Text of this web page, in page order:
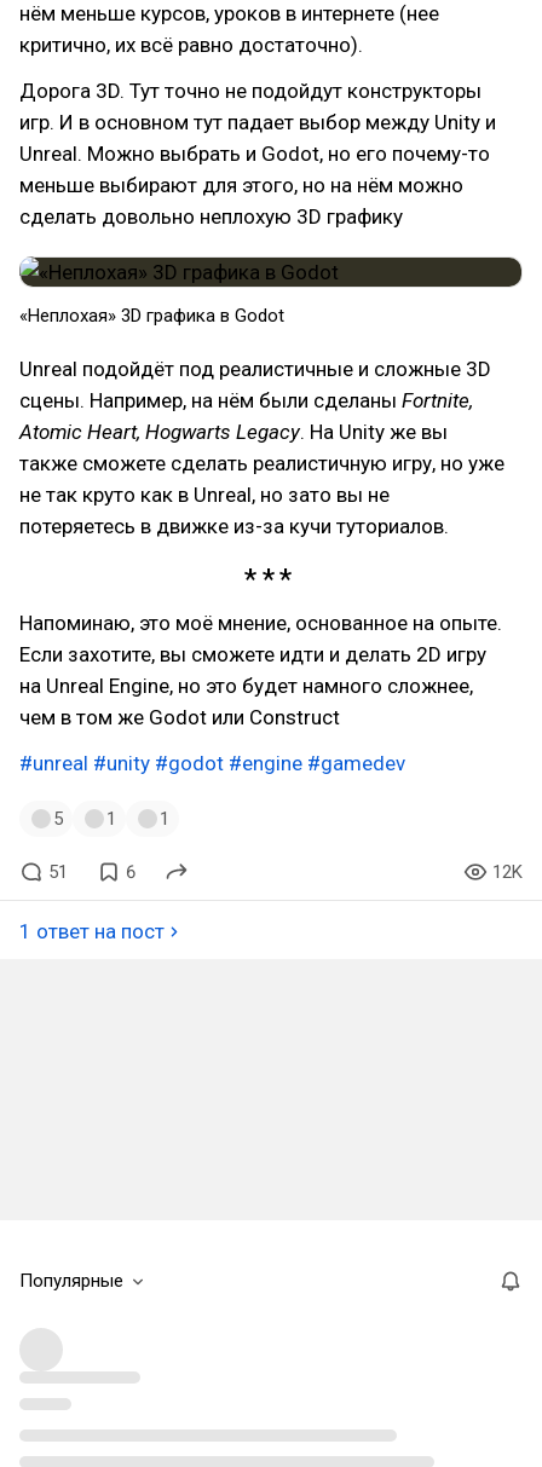
нём меньше курсов, уроков в интернете (нее
критично, их всё равно достаточно).
Дорога 3D. Тут точно не подойдут конструкторы
игр. И в основном тут падает выбор между Unity и
Unreal. Можно выбрать и Godot, но его почему-то
меньше выбирают для этого, но на нём можно
сделать довольно неплохую 3D графику
«Неплохая» 3D графика в Godot
Unreal подойдёт под реалистичные и сложные 3D
сцены. Например, на нём были сделаны Fortnite,
Atomic Heart, Hogwarts Legacy. На Unity же вы
также сможете сделать реалистичную игру, но уже
не так круто как в Unreal, но зато вы не
потеряетесь в движке из-за кучи туториалов.
Напоминаю, это моё мнение, основанное на опыте.
Если захотите, вы сможете идти и делать 2D игру
на Unreal Engine, но это будет намного сложнее,
чем в том же Godot или Construct
#unreal #unity #godot #engine #gamedev
5 1 1
51 6 12K
1 ответ на пост
Популярные